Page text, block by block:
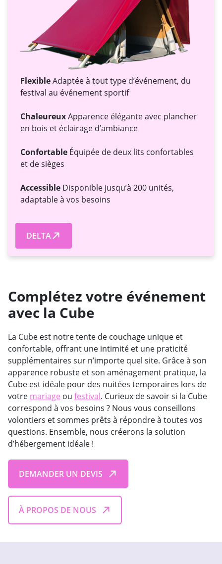
FlexibleAdaptée à tout type d’événement, du
festival au événement sportif
ChaleureuxApparence élégante avec plancher
en bois et éclairage d’ambiance
Confortable Équipée de deux lits confortables
et de sièges
Accessible Disponible jusqu’à 200 unités,
adaptable à vos besoins
DELTA
Complétez votre événement
avec la Cube
La Cube est notre tente de couchage unique et
confortable, offrant une intimité et une praticité
supplémentaires sur n’importe quel site. Grâce à son
apparence robuste et son aménagement pratique, la
Cube est idéale pour des nuitées temporaires lors de
votre mariage ou festival. Curieux de savoir si la Cube
correspond à vos besoins ? Nous vous conseillons
volontiers et sommes prêts à répondre à toutes vos
questions. Ensemble, nous créerons la solution
d’hébergement idéale !
DEMANDER UN DEVIS
À PROPOS DE NOUS